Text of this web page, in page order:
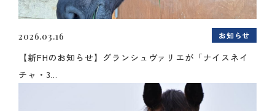
2026.03.16 お知らせ
【新FHのお知らせ】グランシュヴァリエが「ナイスネイ
チャ・3...